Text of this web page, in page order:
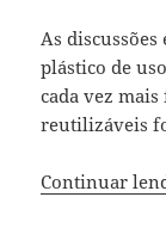
As
plástico de
cada vez
reutilizáveis
Continuar